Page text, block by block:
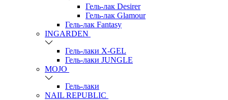
Гель-лак Desirer
Гель-лак Glamour
Гель-лак Fantasy
INGARDEN
Гель-лаки Х-GEL
Гель-лаки JUNGLE
MOJO
Гель-лаки
NAIL REPUBLIC